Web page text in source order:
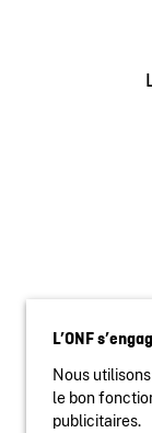
L’ONF
Nous
le bon
publicitaires.